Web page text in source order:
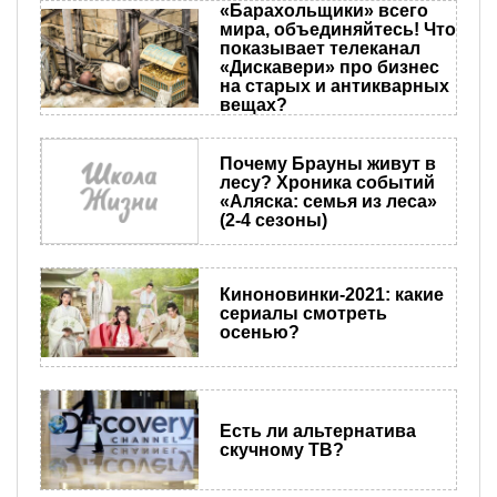
«Барахольщики» всего
мира, объединяйтесь! Что
показывает телеканал
«Дискавери» про бизнес
на старых и антикварных
вещах?
Почему Брауны живут в
лесу? Хроника событий
«Аляска: семья из леса»
(2-4 сезоны)
Киноновинки-2021: какие
сериалы смотреть
осенью?
Есть ли альтернатива
скучному ТВ?